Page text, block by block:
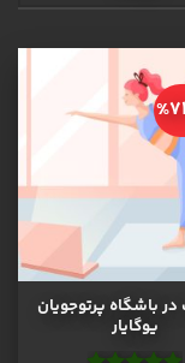
باشگاه پرتوجویان
یوگایار